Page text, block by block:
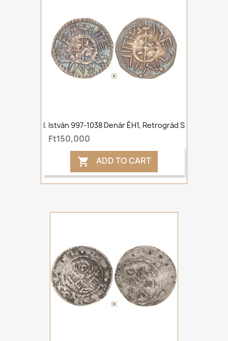
I. István 997-1038 Denár ÉH1, Retrográd S
Ft150,000
 ADD TO CART